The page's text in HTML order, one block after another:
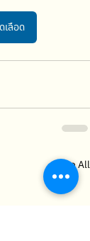
เลือด
See All